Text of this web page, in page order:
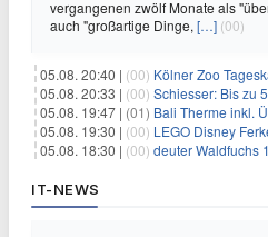
vergangenen zwölf Monate als
auch "großartige Dinge, […] (00)
05.08. 20:40 | (00) Kölner Zoo Tageskarte mit
05.08. 20:33 | (00) Schiesser: Bis zu 50%
05.08. 19:47 | (01) Bali Therme inkl. Übernachtung &
05.08. 19:30 | (00) LEGO Disney
05.08. 18:30 | (00) deuter Waldfuchs 14
IT-NEWS